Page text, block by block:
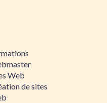
Web
de sites